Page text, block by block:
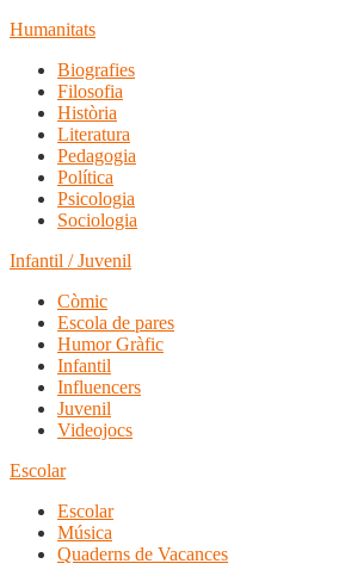
Humanitats
Biografies
Filosofia
Història
Literatura
Pedagogia
Política
Psicologia
Sociologia
Infantil / Juvenil
Còmic
Escola de pares
Humor Gràfic
Infantil
Influencers
Juvenil
Videojocs
Escolar
Escolar
Música
Quaderns de Vacances